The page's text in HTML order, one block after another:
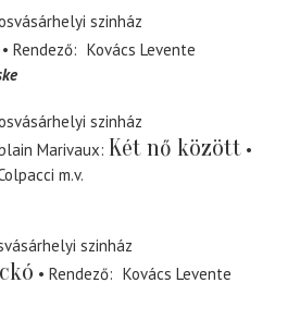
szinház
Rendező
Kovács Levente
szinház
Marivaux Két nő között
m.v.
szinház
Rendező
Kovács Levente